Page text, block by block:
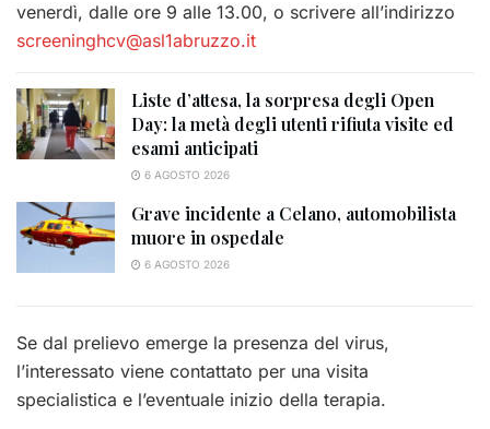
venerdì, dalle ore 9 alle 13.00, o scrivere all’indirizzo
screeninghcv@asl1abruzzo.it
Liste d’attesa, la sorpresa degli Open
Day: la metà degli utenti rifiuta visite ed
esami anticipati
6 AGOSTO 2026
Grave incidente a Celano, automobilista
muore in ospedale
6 AGOSTO 2026
Se dal prelievo emerge la presenza del virus,
l’interessato viene contattato per una visita
specialistica e l’eventuale inizio della terapia.